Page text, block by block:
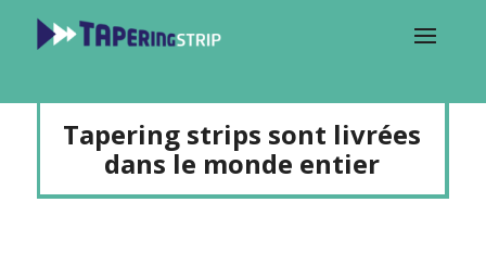
Tapering strips sont livrées
dans le monde entier